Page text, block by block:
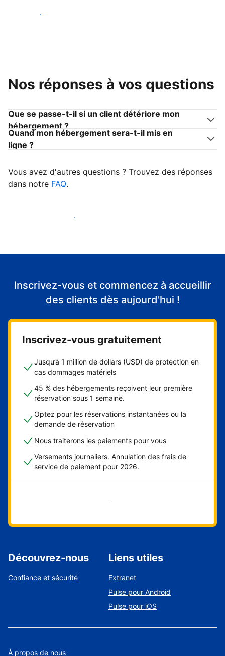
Devenir hôte
Nos réponses à vos questions
Que se passe-t-il si un client détériore mon
hébergement ?
Quand mon hébergement sera-t-il mis en
ligne ?
Vous avez d'autres questions ? Trouvez des réponses
dans notre FAQ.
Accueillir mes premiers clients
Inscrivez-vous et commencez à accueillir
des clients dès aujourd'hui !
Inscrivez-vous gratuitement
Jusqu’à 1 million de dollars (USD) de protection en
cas dommages matériels
45 % des hébergements reçoivent leur première
réservation sous 1 semaine.
Optez pour les réservations instantanées ou la
demande de réservation
Nous traiterons les paiements pour vous
Versements journaliers. Annulation des frais de
service de paiement pour 2026.
Démarrer maintenant
Découvrez-nous
Confiance et sécurité
Liens utiles
Extranet
Pulse pour Android
Pulse pour iOS
À propos de nous